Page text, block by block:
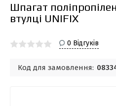
Шпагат
втулці UNIFIX
0 Відгуків
Код для замовлення: